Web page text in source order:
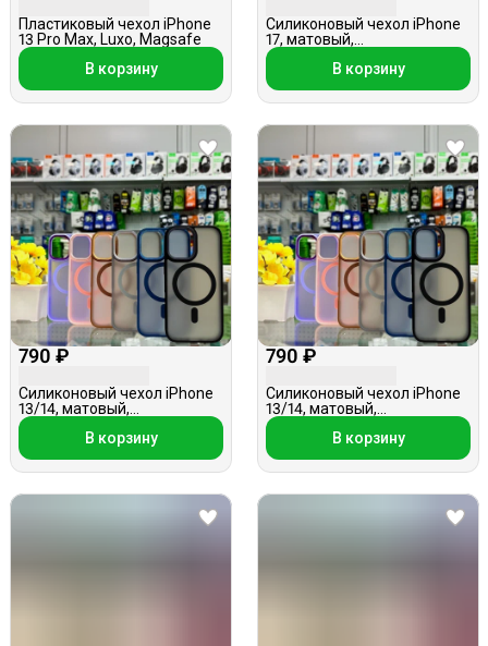
Пластиковый чехол iPhone
13 Pro Max, Luxo, Magsafe
В корзину
Силиконовый чехол iPhone
17, матовый,
полупрозрачный, Magsafe,
сиреневыйВ корзину
790 ₽
Силиконовый чехол iPhone
13/14, матовый,
полупрозрачный, Magsafe,
В корзину
790 ₽
Силиконовый чехол iPhone
13/14, матовый,
полупрозрачный, Magsafe,
сиреневыйВ корзину